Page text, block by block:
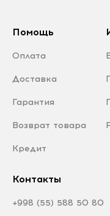
Помощь
Оплата
Доставка
Гарантия
Возврат товара
Кредит
Контакты
+998 (55) 588 50 80